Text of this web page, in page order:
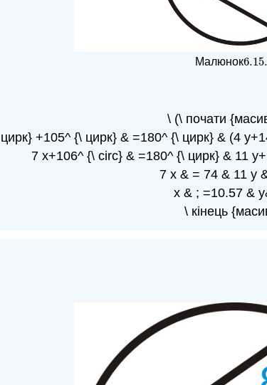
Малюнок6.15.
\ (\ почати
+105^ {\ цирк} & =180^ {\ цирк} & (4
7 x+106^ {\ circ} & =180^ {\ цирк} & 11
7 х & = 74 & 11 y
x & ; =10.57 &
\ кінець